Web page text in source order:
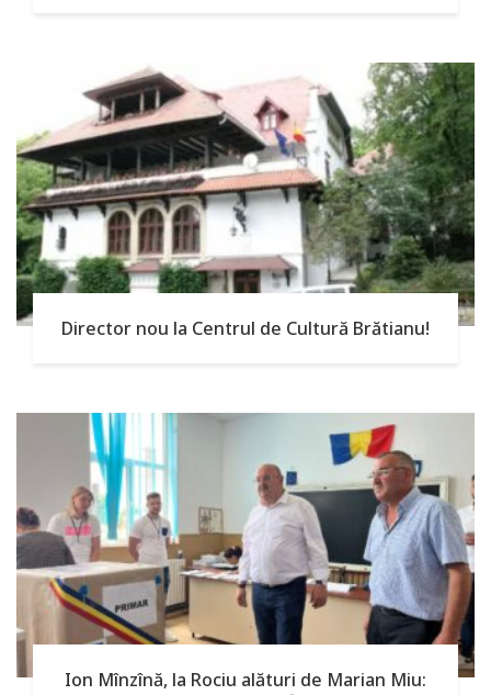
Director nou la Centrul de Cultură Brătianu!
Ion Mînzînă, la Rociu alături de Marian Miu: